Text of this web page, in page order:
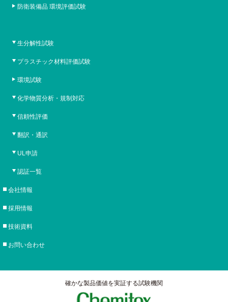
防衛装備品 環境評価試験
生分解性試験
プラスチック材料評価試験
環境試験
化学物質分析・規制対応
信頼性評価
翻訳・通訳
UL申請
認証一覧
会社情報
採用情報
技術資料
お問い合わせ
確かな製品価値を実証する試験機関